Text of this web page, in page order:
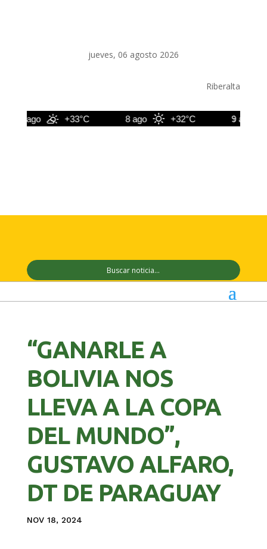
jueves, 06 agosto 2026
Riberalta
7 ago +33°C 8 ago +32°C 9 ago
“GANARLE A
BOLIVIA NOS
LLEVA A LA COPA
DEL MUNDO”,
GUSTAVO ALFARO,
DT DE PARAGUAY
NOV 18, 2024